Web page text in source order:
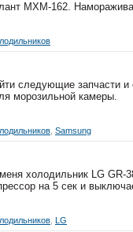
МХМ-162.
следующие запчасти и
морозильной камеры.
Samsung
холодильник LG GR-
на 5 сек и
LG